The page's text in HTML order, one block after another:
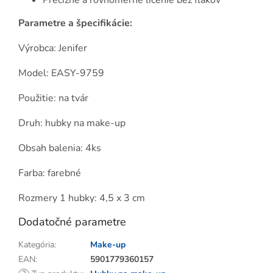
Parametre a špecifikácie:
Výrobca: Jenifer
Model: EASY-9759
Použitie: na tvár
Druh: hubky na make-up
Obsah balenia: 4ks
Farba: farebné
Rozmery 1 hubky: 4,5 x 3 cm
Dodatočné parametre
Kategória:
Make-up
EAN:
5901779360157